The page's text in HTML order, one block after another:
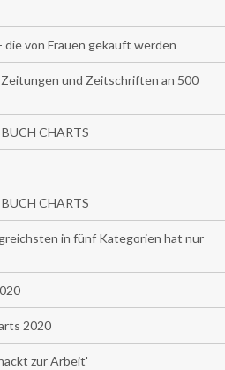
die von Frauen gekauft werden
Zeitungen und Zeitschriften an 500
BUCH CHARTS
BUCH CHARTS
in fünf Kategorien hat nur
2020
zur Arbeit'